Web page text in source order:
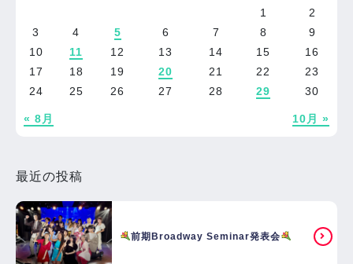
« 8月 10月 »
1
2
3
4 5 6 7 8
9
10
11 12 13 14 15
16
17
18 19 20 21 22
23
24
25 26 27 28 29 30
最近の投稿
前期Broadway Seminar発表会